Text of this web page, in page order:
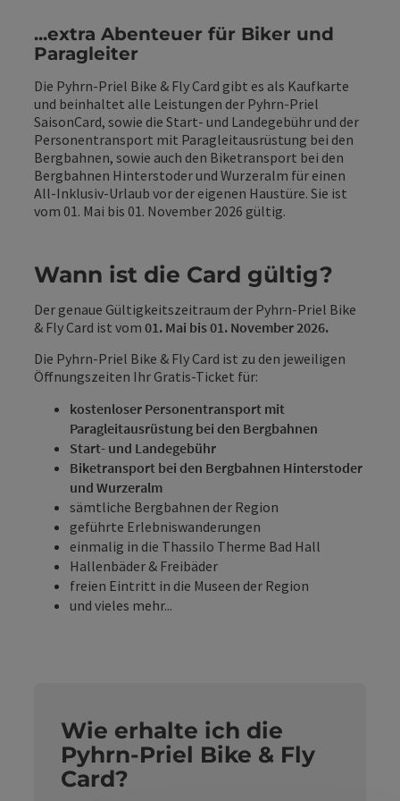
...extra Abenteuer für Biker und
Paragleiter
Die Pyhrn-Priel Bike & Fly Card gibt es als Kaufkarte
und beinhaltet alle Leistungen der Pyhrn-Priel
SaisonCard, sowie die Start- und Landegebühr und der
Personentransport mit Paragleitausrüstung bei den
Bergbahnen, sowie auch den Biketransport bei den
Bergbahnen Hinterstoder und Wurzeralm für einen
All-Inklusiv-Urlaub vor der eigenen Haustüre. Sie ist
vom 01. Mai bis 01. November 2026 gültig.
Wann ist die Card gültig?
Der genaue Gültigkeitszeitraum der Pyhrn-Priel Bike
& Fly Card ist vom 01. Mai bis 01. November 2026.
Die Pyhrn-Priel Bike & Fly Card ist zu den jeweiligen
Öffnungszeiten Ihr Gratis-Ticket für:
kostenloser Personentransport mit
Paragleitausrüstung bei den Bergbahnen
Start- und Landegebühr
Biketransport bei den Bergbahnen Hinterstoder
und Wurzeralm
sämtliche Bergbahnen der Region
geführte Erlebniswanderungen
einmalig in die Thassilo Therme Bad Hall
Hallenbäder & Freibäder
freien Eintritt in die Museen der Region
und vieles mehr...
Wie erhalte ich die
Pyhrn-Priel Bike & Fly
Card?